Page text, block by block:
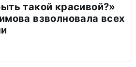
такой красивой?»
взволновала всех